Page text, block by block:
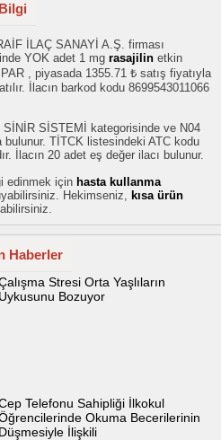
İLAÇ SANAYİ A.Ş. firması
YOK adet 1 mg rasajilin etkin
, piyasada 1355.71 ₺ satış fiyatıyla
İlacın barkod kodu 8699543011066
SİNİR SİSTEMİ kategorisinde ve N04
bulunur. TİTCK listesindeki ATC kodu
İlacın 20 adet eş değer ilacı bulunur.
edinmek için hasta kullanma
Hekimseniz, kısa ürün
Haberler
Stresi Orta Yaşlıların
Uykusunu Bozuyor
Telefonu Sahipliği İlkokul
Okuma Becerilerinin
Düşmesiyle İlişkili